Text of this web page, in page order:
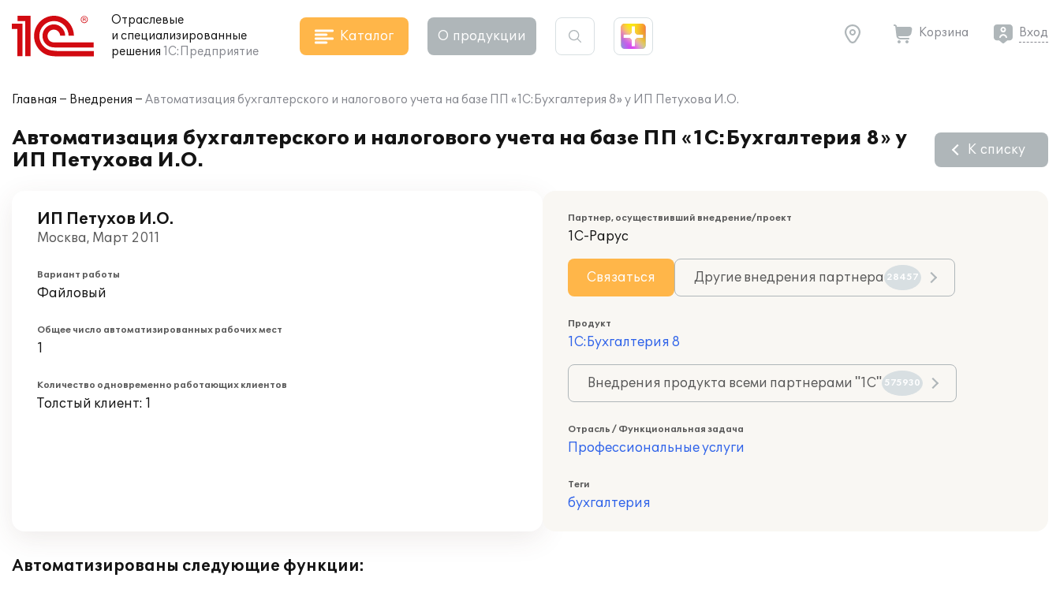
Отраслевые
и специализированные
решения 1С:Предприятие
Каталог О продукции Корзина Вход
Главная Внедрения Автоматизация бухгалтерского и налогового учета на базе ПП «1С:Бухгалтерия 8» у ИП Петухова И.О.
Автоматизация бухгалтерского и налогового учета на базе ПП «1С:Бухгалтерия 8» у
ИП Петухова И.О.
К списку
ИП Петухов И.О.
Москва, Март 2011
Вариант работы
Файловый
Общее число автоматизированных рабочих мест
1
Количество одновременно работающих клиентов
Толстый клиент: 1
Партнер, осуществивший внедрение/проект
1С-Рарус
Связаться Другие внедрения партнера 28457
Продукт
1С:Бухгалтерия 8
Внедрения продукта всеми партнерами "1С" 575930
Отрасль / Функциональная задача
Профессиональные услуги
Теги
бухгалтерия
Автоматизированы следующие функции: